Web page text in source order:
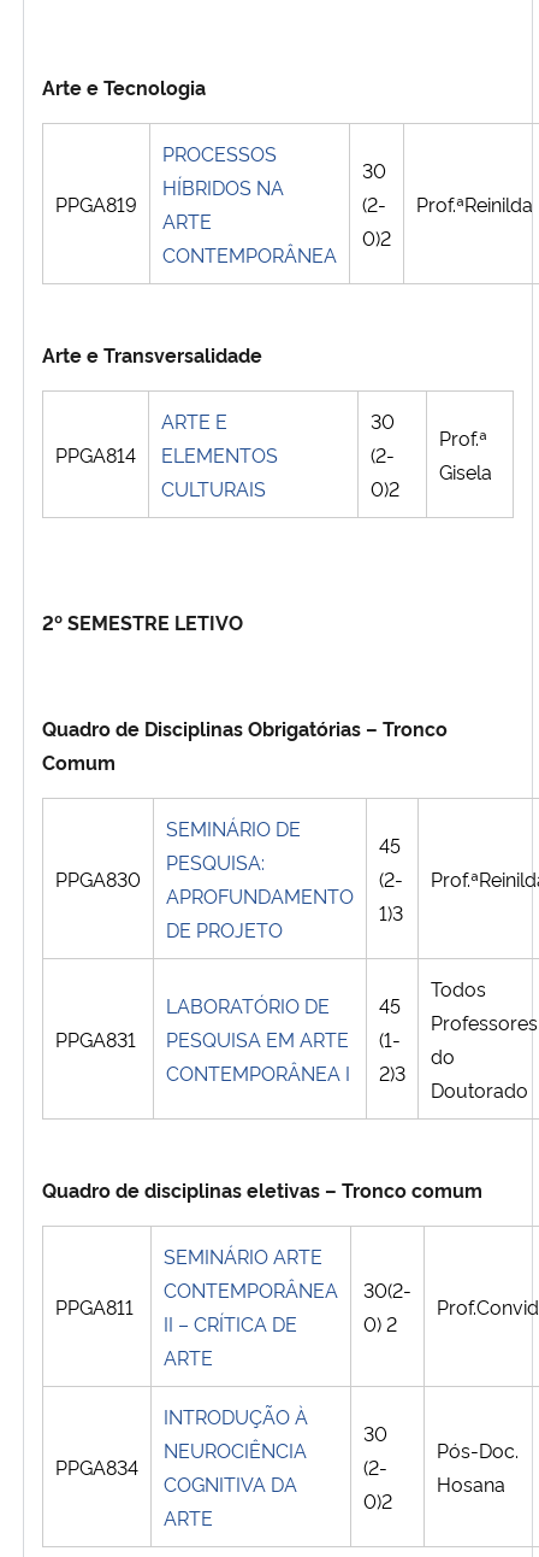
Arte e Tecnologia
PPGA819
PROCESSOS
HÍBRIDOS NA
ARTE
CONTEMPORÂNEA
30
(2-
0)2
Prof.ªReinilda
Arte e Transversalidade
PPGA814
ARTE E
ELEMENTOS
CULTURAIS
30
(2-
0)2
Prof.ª
Gisela
2º SEMESTRE LETIVO
Quadro de Disciplinas Obrigatórias – Tronco
Comum
PPGA830
SEMINÁRIO DE
PESQUISA:
APROFUNDAMENTO
DE PROJETO
45
(2-
1)3
PPGA831
LABORATÓRIO DE
PESQUISA EM ARTE
CONTEMPORÂNEA I
45
(1-
2)3
Todos
Professores
do
Doutorado
Quadro de disciplinas eletivas – Tronco comum
PPGA811
SEMINÁRIO ARTE
CONTEMPORÂNEA
II – CRÍTICA DE
ARTE
30(2-
0) 2
PPGA834
INTRODUÇÃO À
NEUROCIÊNCIA
COGNITIVA DA
ARTE
30
(2-
0)2
Pós-Doc.
Hosana